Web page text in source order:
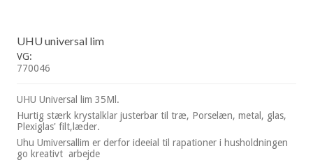
UHU universal lim
VG:
770046
UHU Universal lim 35Ml.
Hurtig stærk krystalklar justerbar til træ, Porselæn, metal, glas,
Plexiglas' filt,læder.
Uhu Umiversallim er derfor ideeial til rapationer i husholdningen
go kreativt arbejde